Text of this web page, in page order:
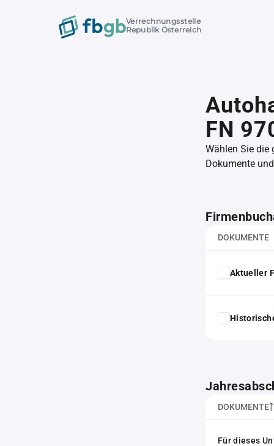
Verrechnungsstelle
Republik Österreich
FN
Wählen Sie die
Dokumente
DOKUMENTE
Aktueller
DOKUMENTE
Für dieses